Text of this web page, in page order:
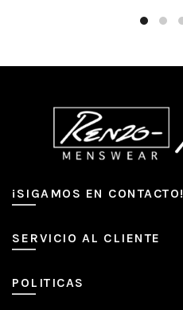
¡SIGAMOS EN CONTACTO!
SERVICIO AL CLIENTE
POLITICAS